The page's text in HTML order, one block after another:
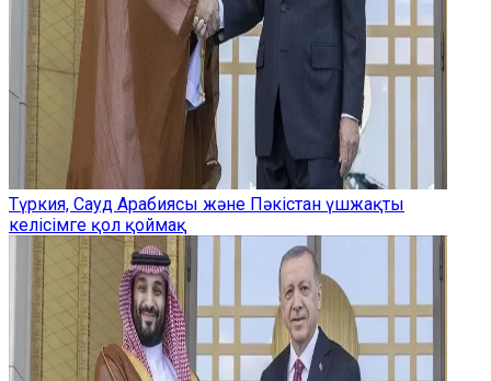
Түркия, Сауд Арабиясы және Пәкістан үшжақты
келісімге қол қоймақ